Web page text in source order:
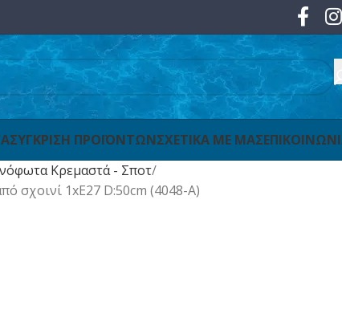
ΣΥΓΚΡΙΣΗ ΠΡΟΪΟΝΤΩΝΣΧΕΤΙΚΑ ΜΕ ΜΑΣ
Κρεμαστά - Σποτ
σχοινί 1xE27 D:50cm (4048-A)